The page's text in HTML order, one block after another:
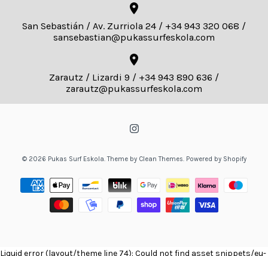
San Sebastián / Av. Zurriola 24 / +34 943 320 068 /
sansebastian@pukassurfeskola.com
Zarautz / Lizardi 9 / +34 943 890 636 /
zarautz@pukassurfeskola.com
© 2026 Pukas Surf Eskola.Theme by Clean Themes. Powered by Shopify
Liquid error (layout/theme line 74): Could not find asset snippets/eu-